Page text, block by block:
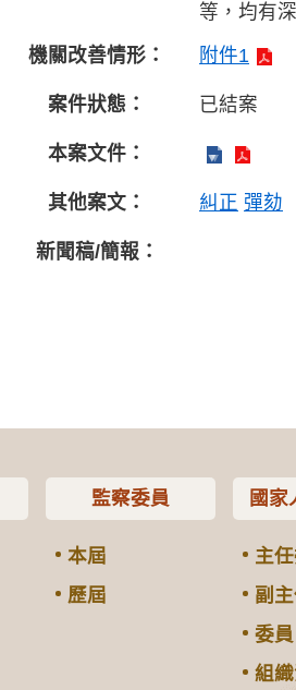
等，均有
機關改善情形：
附件1
案件狀態： 已結案
本案文件：
其他案文： 糾正 彈劾
新聞稿/簡報：
監察委員
本屆
歷屆
國家
主
副
委員
組